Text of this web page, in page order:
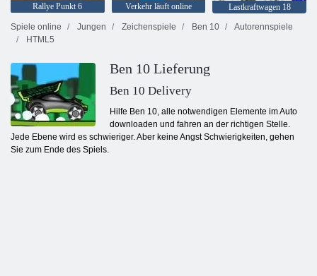
Rallye Punkt 6 Verkehr läuft online
Lastkraftwagen 18
Spiele online
Jungen Zeichenspiele Ben 10
Autorennspiele
HTML5
Ben 10 Lieferung
Ben 10 Delivery
Hilfe Ben 10, alle notwendigen Elemente im Auto
downloaden und fahren an der richtigen Stelle.
Jede Ebene wird es schwieriger. Aber keine Angst Schwierigkeiten, gehen
Sie zum Ende des Spiels.